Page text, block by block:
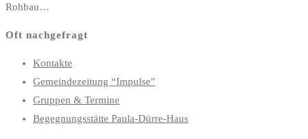
Rohbau…
Oft nachgefragt
Kontakte
Gemeindezeitung “Impulse”
Gruppen & Termine
Begegnungsstätte Paula-Dürre-Haus